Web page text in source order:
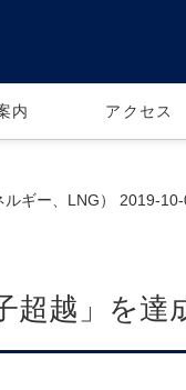
内 アクセス
ギー、LNG） 2019-10-
超越」を達